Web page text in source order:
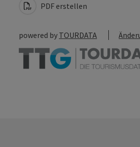
PDF erstellen
powered by TOURDATA